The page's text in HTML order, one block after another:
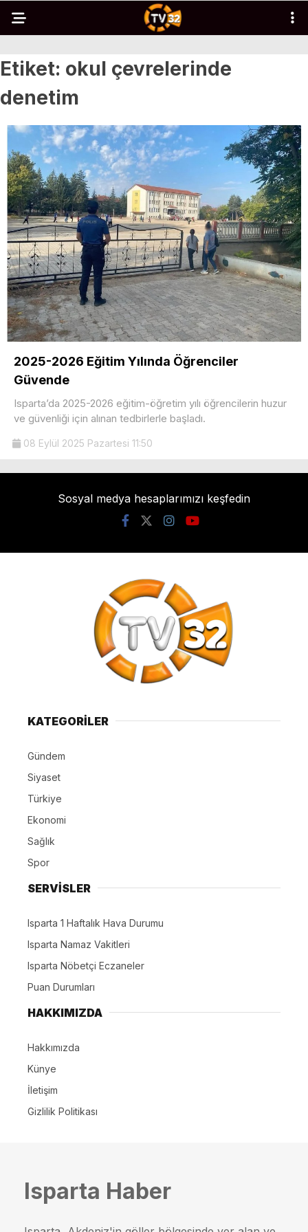
Etiket: okul çevrelerinde
denetim
2025-2026 Eğitim Yılında Öğrenciler
Güvende
Isparta’da 2025-2026 eğitim-öğretim yılı öğrencilerin huzur
ve güvenliği için alınan tedbirlerle başladı.
08 Eylül 2025 Pazartesi 11:50
Sosyal medya hesaplarımızı keşfedin
KATEGORİLER
Gündem
Siyaset
Türkiye
Ekonomi
Sağlık
Spor
SERVİSLER
Isparta 1 Haftalık Hava Durumu
Isparta Namaz Vakitleri
Isparta Nöbetçi Eczaneler
Puan Durumları
HAKKIMIZDA
Hakkımızda
Künye
İletişim
Gizlilik Politikası
Isparta Haber